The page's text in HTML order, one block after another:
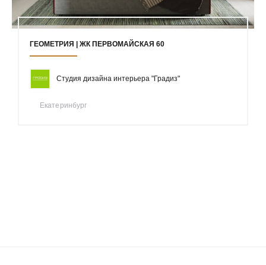
ГЕОМЕТРИЯ | ЖК ПЕРВОМАЙСКАЯ 60
Студия дизайна интерьера "Градиз"
Екатеринбург